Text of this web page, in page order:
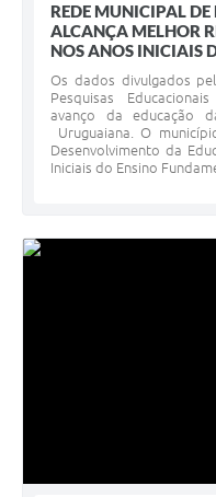
REDE MUNICIPAL
ALCANÇA MELHOR
NOS ANOS INICIAIS
Os dados divulgados
Pesquisas
avanço da educação
Uruguaiana. O
Desenvolvimento da
Iniciais do Ensino